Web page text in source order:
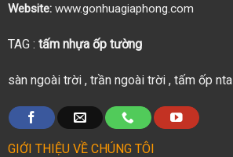
Website:www.gonhuagiaphong.com
TAG : tấm nhựa ốp tường
sàn ngoài trời, trần ngoài trời, tấm ốp nta
GIỚI THIỆU VỀ CHÚNG TÔI